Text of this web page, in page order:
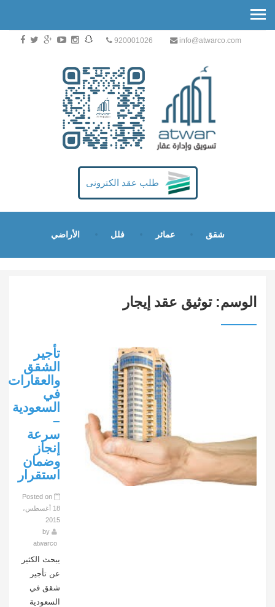
920001026 info@atwarco.com
طلب عقد الكترونى
شقق عمائر فلل الأراضي
الوسم:توثيق عقد إيجار
تأجير
الشقق
والعقارات
في
السعودية
–
سرعة
إنجاز
وضمان
استقرار
18 أغسطس،
2015
atwarco
يبحث الكثير
عن تأجير
شقق في
السعودية